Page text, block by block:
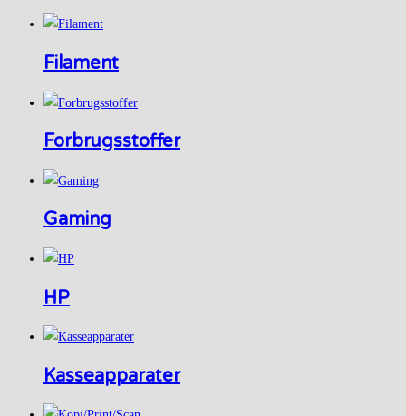
Filament
Forbrugsstoffer
Gaming
HP
Kasseapparater